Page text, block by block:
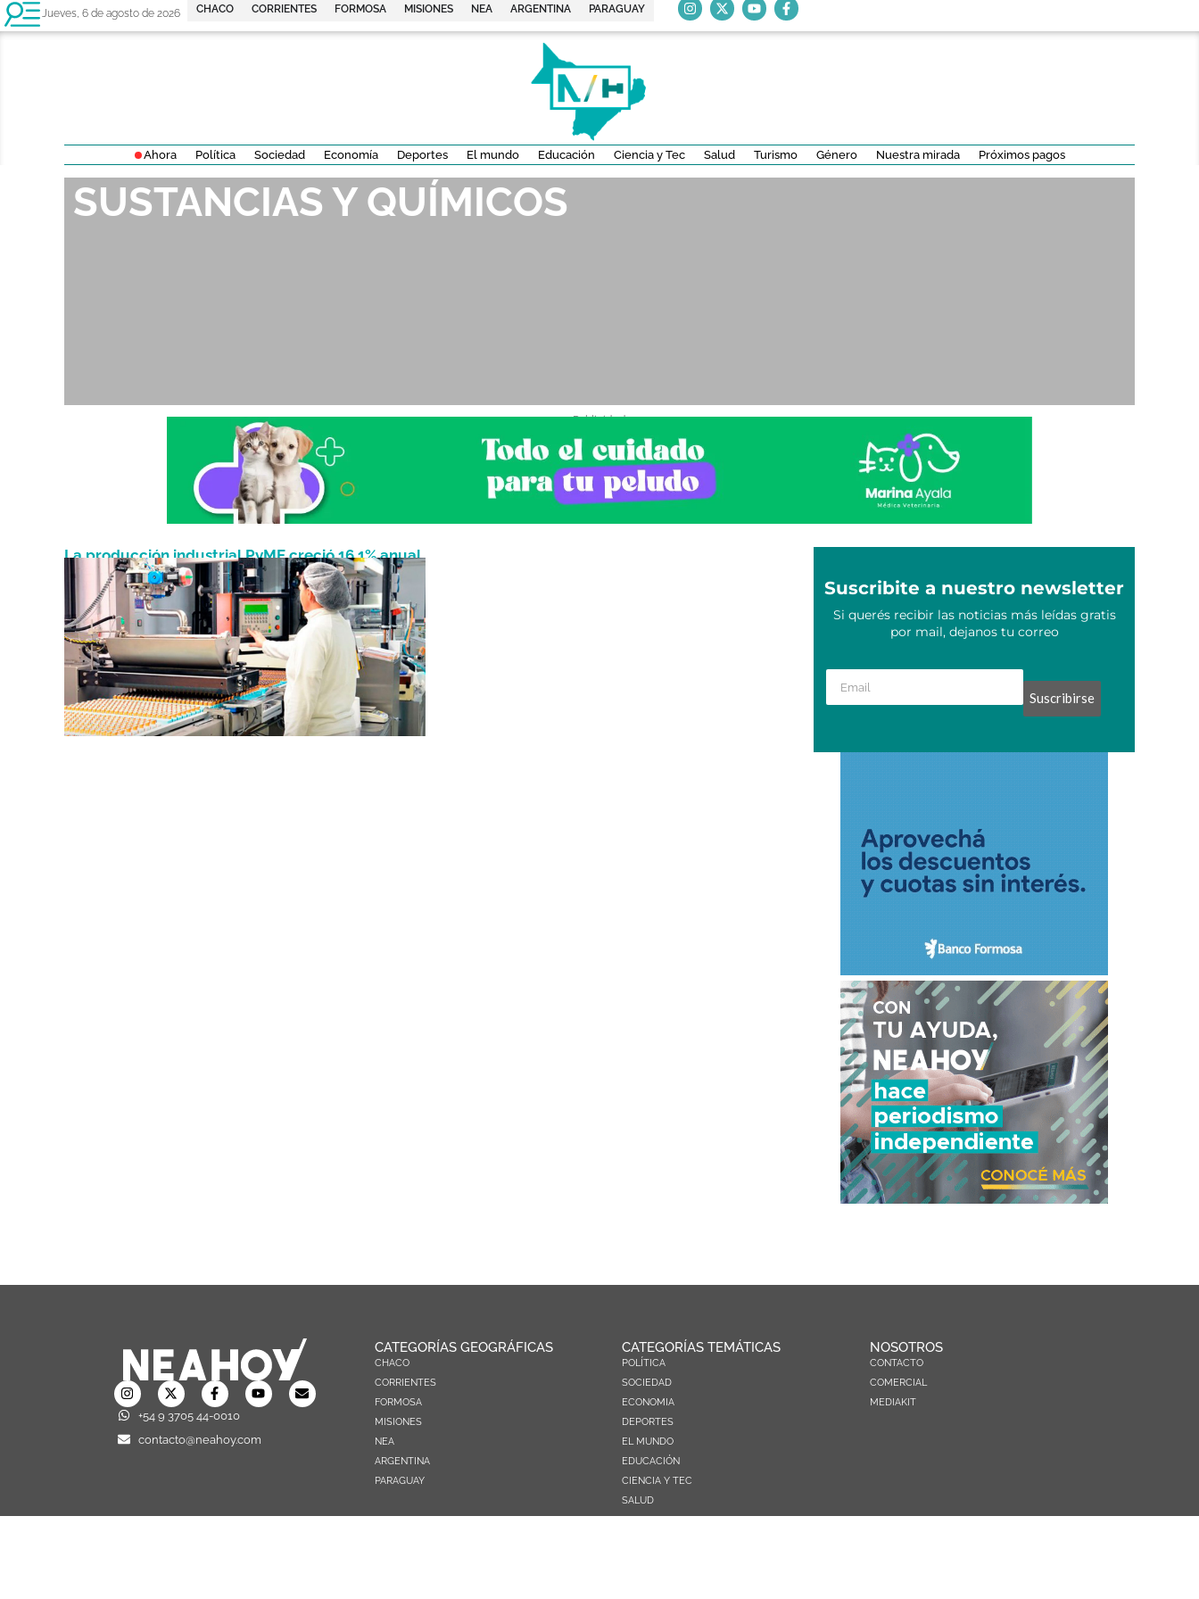
Jueves, 6 de agosto de 2026 CHACO CORRIENTES FORMOSA MISIONES NEA ARGENTINA PARAGUAY
Ahora Política Sociedad Economía Deportes El mundo Educación Ciencia y Tec Salud Turismo Género Nuestra mirada Próximos pagos
SUSTANCIAS Y QUÍMICOS
- Publicidad -
La producción industrial PyME creció 16,1% anual
en diciembre y 22% en todo 2021
Enero 24, 2022
Suscribite a nuestro newsletter
Si querés recibir las noticias más leídas gratis
por mail, dejanos tu correo
Suscribirse
+54 9 3705 44-0010
contacto@neahoy.com
CATEGORÍAS GEOGRÁFICAS
CHACO
CORRIENTES
FORMOSA
MISIONES
NEA
ARGENTINA
PARAGUAY
CATEGORÍAS TEMÁTICAS
POLÍTICA
SOCIEDAD
ECONOMIA
DEPORTES
EL MUNDO
EDUCACIÓN
CIENCIA Y TEC
SALUD
TURISMO
NOSOTROS
CONTACTO
COMERCIAL
MEDIAKIT